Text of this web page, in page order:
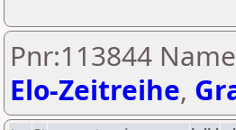
Pnr:113844
Elo-Zeitreihe,